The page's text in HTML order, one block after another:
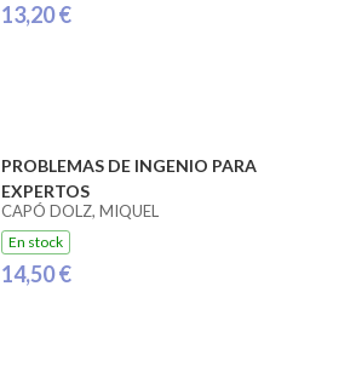
13,20 €
PROBLEMAS DE INGENIO PARA
EXPERTOS
CAPÓ DOLZ, MIQUEL
En stock
14,50 €